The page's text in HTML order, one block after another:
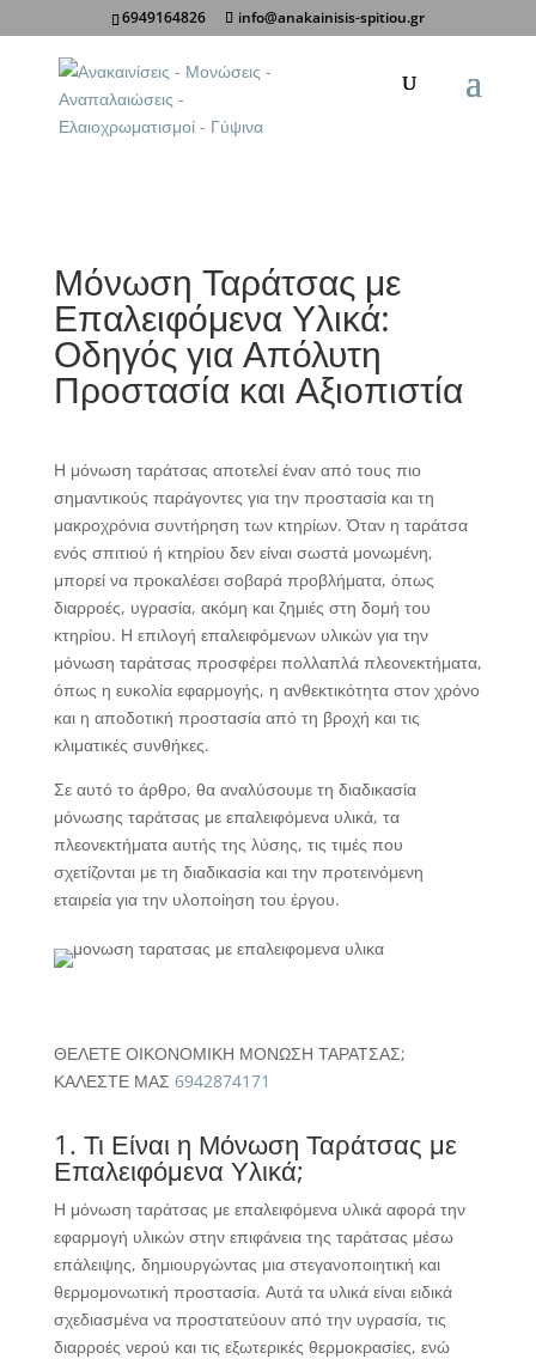
6949164826 info@anakainisis-spitiou.gr
Κοινοποίηση σε:
Μόνωση Ταράτσας με
Επαλειφόμενα Υλικά:
Οδηγός για Απόλυτη
Προστασία και Αξιοπιστία
Η μόνωση ταράτσας αποτελεί έναν από τους πιο
σημαντικούς παράγοντες για την προστασία και τη
μακροχρόνια συντήρηση των κτηρίων. Όταν η ταράτσα
ενός σπιτιού ή κτηρίου δεν είναι σωστά μονωμένη,
μπορεί να προκαλέσει σοβαρά προβλήματα, όπως
διαρροές, υγρασία, ακόμη και ζημιές στη δομή του
κτηρίου. Η επιλογή επαλειφόμενων υλικών για την
μόνωση ταράτσας προσφέρει πολλαπλά πλεονεκτήματα,
όπως η ευκολία εφαρμογής, η ανθεκτικότητα στον χρόνο
και η αποδοτική προστασία από τη βροχή και τις
κλιματικές συνθήκες.
Σε αυτό το άρθρο, θα αναλύσουμε τη διαδικασία
μόνωσης ταράτσας με επαλειφόμενα υλικά, τα
πλεονεκτήματα αυτής της λύσης, τις τιμές που
σχετίζονται με τη διαδικασία και την προτεινόμενη
εταιρεία για την υλοποίηση του έργου.
ΘΕΛΕΤΕ ΟΙΚΟΝΟΜΙΚΗ ΜΟΝΩΣΗ ΤΑΡΑΤΣΑΣ;
ΚΑΛΕΣΤΕ ΜΑΣ 6942874171
1. Τι Είναι η Μόνωση Ταράτσας με
Επαλειφόμενα Υλικά;
Η μόνωση ταράτσας με επαλειφόμενα υλικά αφορά την
εφαρμογή υλικών στην επιφάνεια της ταράτσας μέσω
επάλειψης, δημιουργώντας μια στεγανοποιητική και
θερμομονωτική προστασία. Αυτά τα υλικά είναι ειδικά
σχεδιασμένα να προστατεύουν από την υγρασία, τις
διαρροές νερού και τις εξωτερικές θερμοκρασίες, ενώ